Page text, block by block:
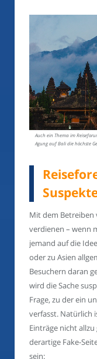
Auch ein Thema im
Agung auf Bali die höchste
Mit dem Betreiben
verdienen – wenn
jemand auf die
oder zu Asien
Besuchern daran
wird die Sache
Frage, zu der ein
verfasst. Natürlich
Einträge nicht
derartige Fake-
sein: